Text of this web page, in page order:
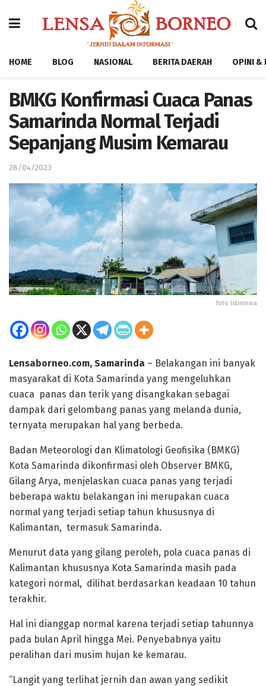
HOME BLOG NASIONAL BERITA DAERAH OPINI &
BMKG Konfirmasi Cuaca Panas
Samarinda Normal Terjadi
Sepanjang Musim Kemarau
28/04/2023
foto Istimewa
Lensaborneo.com, Samarinda – Belakangan ini banyak
masyarakat di Kota Samarinda yang mengeluhkan
cuaca panas dan terik yang disangkakan sebagai
dampak dari gelombang panas yang melanda dunia,
ternyata merupakan hal yang berbeda.
Badan Meteorologi dan Klimatologi Geofisika (BMKG)
Kota Samarinda dikonfirmasi oleh Observer BMKG,
Gilang Arya, menjelaskan cuaca panas yang terjadi
beberapa waktu belakangan ini merupakan cuaca
normal yang terjadi setiap tahun khususnya di
Kalimantan, termasuk Samarinda.
Menurut data yang gilang peroleh, pola cuaca panas di
Kalimantan khususnya Kota Samarinda masih pada
kategori normal, dilihat berdasarkan keadaan 10 tahun
terakhir.
Hal ini dianggap normal karena terjadi setiap tahunnya
pada bulan April hingga Mei. Penyebabnya yaitu
peralihan dari musim hujan ke kemarau.
“Langit yang terlihat jernih dan awan yang sedikit